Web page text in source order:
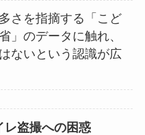
さを指摘する「こど
」のデータに触れ、
ないという認識が広
レ盗撮への困惑